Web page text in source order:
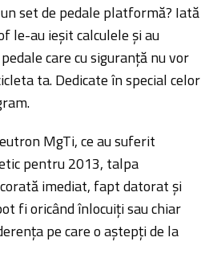
set de pedale platformă? Iată
le-au ieșit calculele și au
care cu siguranță nu vor
ta. Dedicate în special celor
MgTi, ce au suferit
pentru 2013, talpa
imediat, fapt datorat și
fi oricând înlocuiți sau chiar
pe care o aștepți de la